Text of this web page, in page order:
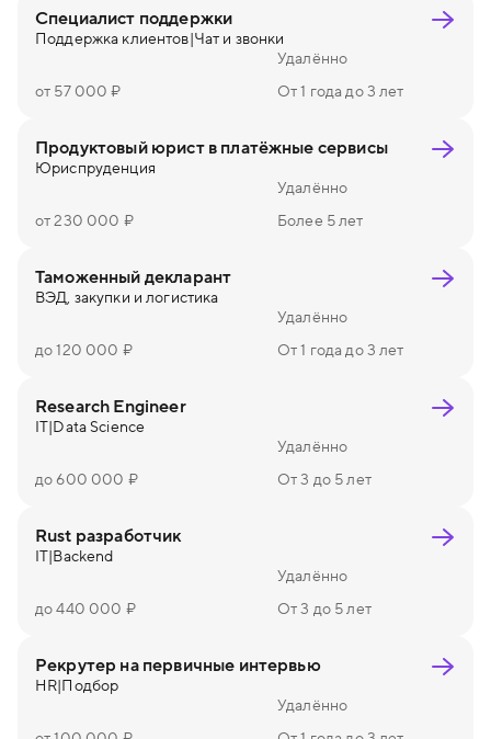
Специалист поддержки
Поддержка клиентов|Чат и звонки
Удалённо
от 57 000 ₽
От 1 года до 3 лет
Продуктовый юрист в платёжные сервисы
Юриспруденция
Удалённо
от 230 000 ₽
Более 5 лет
Таможенный декларант
ВЭД, закупки и логистика
Удалённо
до 120 000 ₽
От 1 года до 3 лет
Research Engineer
IT|Data Science
Удалённо
до 600 000 ₽
От 3 до 5 лет
Rust разработчик
IT|Backend
Удалённо
до 440 000 ₽
От 3 до 5 лет
Рекрутер на первичные интервью
HR|Подбор
Удалённо